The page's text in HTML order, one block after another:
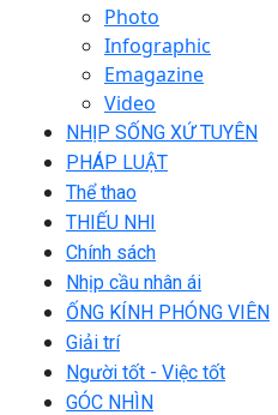
Photo
Infographic
Emagazine
Video
NHỊP SỐNG XỨ TUYÊN
PHÁP LUẬT
Thể thao
THIẾU NHI
Chính sách
Nhịp cầu nhân ái
ỐNG KÍNH PHÓNG VIÊN
Giải trí
Người tốt - Việc tốt
GÓC NHÌN